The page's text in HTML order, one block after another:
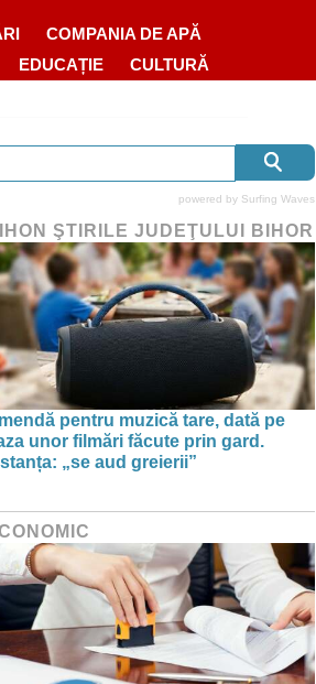
COMPANIA DE APĂ
EDUCAȚIE CULTURĂ
powered by Surfing Waves
ŞTIRILE JUDEŢULUI BIHOR
pentru muzică tare, dată pe
unor filmări făcute prin gard.
„se aud greierii”